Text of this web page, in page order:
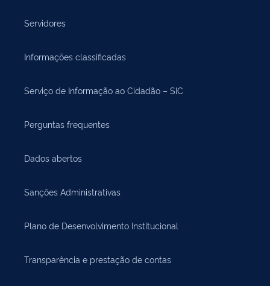
Servidores
Informações classificadas
Serviço de Informação ao Cidadão – SIC
Perguntas frequentes
Dados abertos
Sanções Administrativas
Plano de Desenvolvimento Institucional
Transparência e prestação de contas